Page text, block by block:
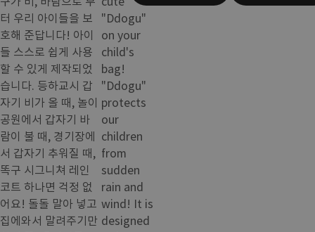
터 우리 아이들을 보
호해 준답니다! 아이
들 스스로 쉽게 사용
할 수 있게 제작되었
습니다. 등하교시 갑
자기 비가 올 때, 놀이
공원에서 갑자기 바
람이 불 때, 경기장에
서 갑자기 추워질 때,
똑구 시그니쳐 레인
코트 하나면 걱정 없
어요! 돌돌 말아 넣고
집에와서 말려주기만
"Ddogu"
on your
child's
bag!
"Ddogu"
protects
our
children
from
sudden
rain and
wind! It is
designed